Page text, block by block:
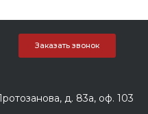
Заказать звонок
д. 83а, оф. 103